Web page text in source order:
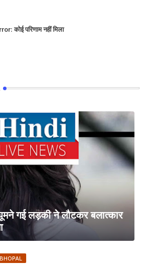
कोई परिणाम नहीं मिला
गई लड़की ने लौटकर बलात्कार
BHOPAL